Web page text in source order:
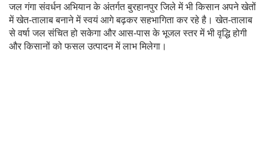
जल गंगा संवर्धन अभियान के अंतर्गत बुरहानपुर जिले में भी किसान अपने खेतों
में खेत-तालाब बनाने में स्वयं आगे बढ़कर सहभागिता कर रहे है। खेत-तालाब
से वर्षा जल संचित हो सकेगा और आस-पास के भूजल स्तर में भी वृद्धि होगी
और किसानों को फसल उत्पादन में लाभ मिलेगा।